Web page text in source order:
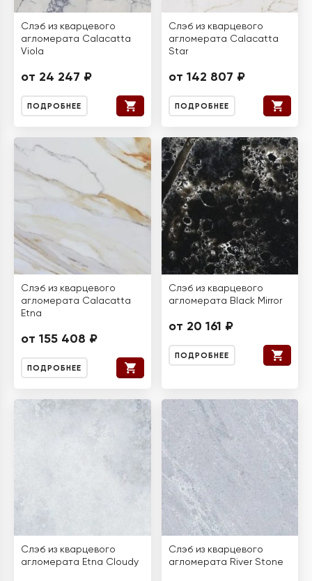
Слэб из кварцевого
агломерата Calacatta
Viola
от 24 247 ₽
ПОДРОБНЕЕ
Слэб из кварцевого
агломерата Calacatta
Star
от 142 807 ₽
ПОДРОБНЕЕ
Слэб из кварцевого
агломерата Calacatta
Etna
от 155 408 ₽
ПОДРОБНЕЕ
Слэб из кварцевого
агломерата Black Mirror
от 20 161 ₽
ПОДРОБНЕЕ
Слэб из кварцевого
агломерата Etna Cloudy
Слэб из кварцевого
агломерата River Stone